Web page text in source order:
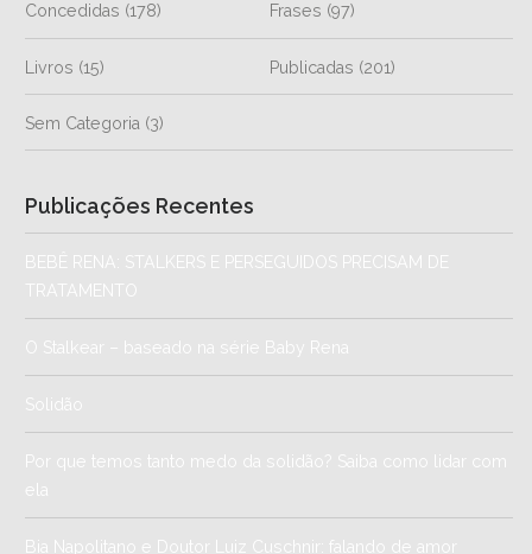
Concedidas (178) Frases (97)
Livros (15) Publicadas (201)
Sem Categoria (3)
Publicações Recentes
BEBÊ RENA: STALKERS E PERSEGUIDOS PRECISAM DE
TRATAMENTO
O Stalkear – baseado na série Baby Rena
Solidão
Por que temos tanto medo da solidão? Saiba como lidar com
ela
Bia Napolitano e Doutor Luiz Cuschnir: falando de amor